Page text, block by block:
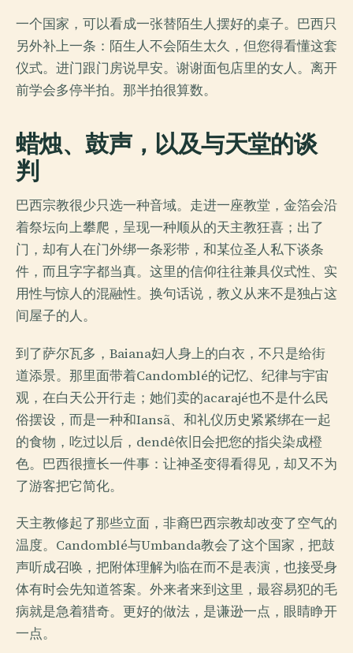
一个国家，可以看成一张替陌生人摆好的桌子。巴西只
另外补上一条：陌生人不会陌生太久，但您得看懂这套
仪式。进门跟门房说早安。谢谢面包店里的女人。离开
前学会多停半拍。那半拍很算数。
蜡烛、鼓声，以及与天堂的谈
判
巴西宗教很少只选一种音域。走进一座教堂，金箔会沿
着祭坛向上攀爬，呈现一种顺从的天主教狂喜；出了
门，却有人在门外绑一条彩带，和某位圣人私下谈条
件，而且字字都当真。这里的信仰往往兼具仪式性、实
用性与惊人的混融性。换句话说，教义从来不是独占这
间屋子的人。
到了萨尔瓦多，Baiana妇人身上的白衣，不只是给街
道添景。那里面带着Candomblé的记忆、纪律与宇宙
观，在白天公开行走；她们卖的acarajé也不是什么民
俗摆设，而是一种和Iansã、和礼仪历史紧紧绑在一起
的食物，吃过以后，dendê依旧会把您的指尖染成橙
色。巴西很擅长一件事：让神圣变得看得见，却又不为
了游客把它简化。
天主教修起了那些立面，非裔巴西宗教却改变了空气的
温度。Candomblé与Umbanda教会了这个国家，把鼓
声听成召唤，把附体理解为临在而不是表演，也接受身
体有时会先知道答案。外来者来到这里，最容易犯的毛
病就是急着猎奇。更好的做法，是谦逊一点，眼睛睁开
一点。